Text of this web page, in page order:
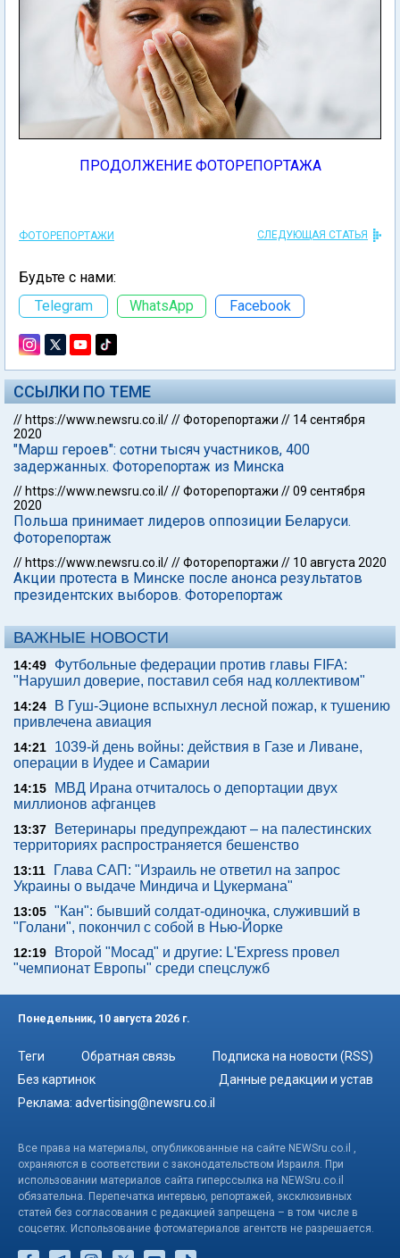
ПРОДОЛЖЕНИЕ ФОТОРЕПОРТАЖА
ФОТОРЕПОРТАЖИ СЛЕДУЮЩАЯ СТАТЬЯ
Будьте с нами:
Telegram
WhatsApp Facebook
ССЫЛКИ ПО ТЕМЕ
// https://www.newsru.co.il///Фоторепортажи // 14 сентября
2020
"Марш героев": сотни тысяч участников, 400
задержанных. Фоторепортаж из Минска
// https://www.newsru.co.il///Фоторепортажи //09 сентября
2020
Польша принимает лидеров оппозиции Беларуси.
Фоторепортаж
// https://www.newsru.co.il///Фоторепортажи // 10 августа 2020
Акции протеста в Минске после анонса результатов
президентских выборов. Фоторепортаж
ВАЖНЫЕ НОВОСТИ
14:49
Футбольные федерации против главы FIFA:
"Нарушил доверие, поставил себя над коллективом"
14:24
В Гуш-Эционе вспыхнул лесной пожар, к тушению
привлечена авиация
14:21
1039-й день войны: действия в Газе и Ливане,
операции в Иудее и Самарии
14:15
МВД Ирана отчиталось о депортации двух
миллионов афганцев
13:37
Ветеринары предупреждают – на палестинских
территориях распространяется бешенство
13:11
Глава САП: "Израиль не ответил на запрос
Украины о выдаче Миндича и Цукермана"
13:05 "Кан": бывший солдат-одиночка, служивший в
"Голани", покончил с собой в Нью-Йорке
12:19
Второй "Мосад" и другие: L'Express провел
"чемпионат Европы" среди спецслужб
Понедельник, 10 августа 2026 г.
Теги Обратная связь
Подписка на новости (RSS)
Без картинок
Данные редакции и устав
Реклама: advertising@newsru.co.il
Все права на материалы, опубликованные на сайте NEWSru.co.il ,
охраняются в соответствии с законодательством Израиля. При
использовании материалов сайта гиперссылка на NEWSru.co.il
обязательна. Перепечатка интервью, репортажей, эксклюзивных
статей без согласования с редакцией запрещена – в том числе в
соцсетях. Использование фотоматериалов агентств не разрешается.